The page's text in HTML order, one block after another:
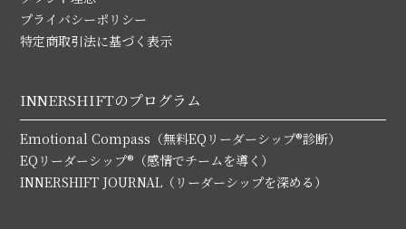
プライバシーポリシー
特定商取引法に基づく表示
INNERSHIFTのプログラム
Emotional Compass（無料EQリーダーシップ®診断）
EQリーダーシップ®（感情でチームを導く）
INNERSHIFT JOURNAL（リーダーシップを深める）